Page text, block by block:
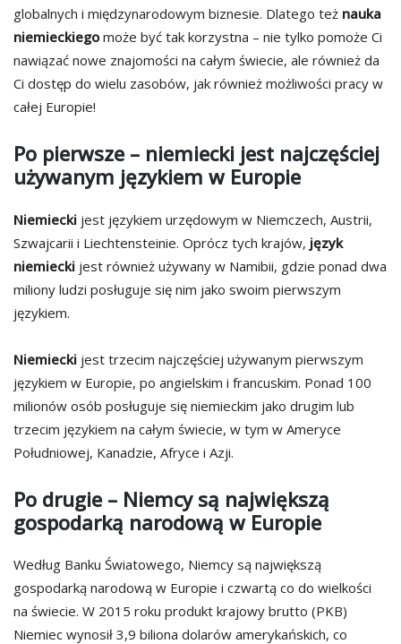
globalnych i międzynarodowym biznesie. Dlatego też nauka
niemieckiegomoże być tak korzystna – nie tylko pomoże Ci
nawiązać nowe znajomości na całym świecie, ale również da
Ci dostęp do wielu zasobów, jak również możliwości pracy w
całej Europie!
Po pierwsze – niemiecki jest najczęściej
używanym językiem w Europie
Niemiecki jest językiem urzędowym w Niemczech, Austrii,
Szwajcarii i Liechtensteinie. Oprócz tych krajów, język
niemiecki jest również używany w Namibii, gdzie ponad dwa
miliony ludzi posługuje się nim jako swoim pierwszym
językiem.
Niemiecki jest trzecim najczęściej używanym pierwszym
językiem w Europie, po angielskim i francuskim. Ponad 100
milionów osób posługuje się niemieckim jako drugim lub
trzecim językiem na całym świecie, w tym w Ameryce
Południowej, Kanadzie, Afryce i Azji.
Po drugie – Niemcy są największą
gospodarką narodową w Europie
Według Banku Światowego, Niemcy są największą
gospodarką narodową w Europie i czwartą co do wielkości
na świecie. W 2015 roku produkt krajowy brutto (PKB)
Niemiec wynosił 3,9 biliona dolarów amerykańskich, co